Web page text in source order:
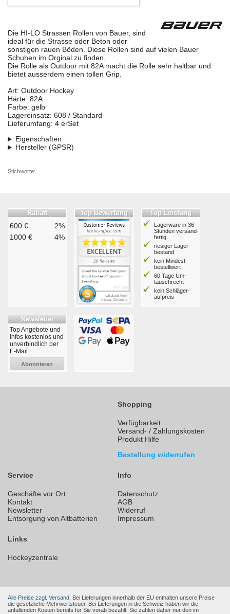
Die HI-LO Strassen Rollen von Bauer, sind
ideal für die Strasse oder Beton oder
sonstigen rauen Böden. Diese Rollen sind auf vielen Bauer
Schuhen im Orginal zu finden.
Die Rolle als Outdoor mit 82A macht die Rolle sehr haltbar und
bietet ausserdem einen tollen Grip.
Art: Outdoor Hockey
Härte: 82A
Farbe: gelb
Lagereinsatz: 608 / Standard
Lieferumfang: 4 erSet
Eigenschaften
Hersteller (GPSR)
Stichworte:
Rabatt
600 €
2%
1000 €
4%
Top Bewertung Top Leistung
Lagerware in 36
Stunden ver­sand­
fertig
riesiger Lager­
bestand
kein Mindest­
bestell­wert
60 Tage Um­
tausch­recht
kein Schläger­
aufpreis
Newsletter
Top Angebote und
Infos kostenlos und
unverbindlich per
E-Mail:
Abonnieren
Shopping
Verfügbarkeit
Versand- / Zahlungskosten
Produkt Hilfe
Bestellung widerrufen
Service
Geschäfte vor Ort
Kontakt
Newsletter
Entsorgung von Altbatterien
Info
Datenschutz
AGB
Widerruf
Impressum
Links
Hockeyzentrale
Alle Preise zzgl. Versand. Bei Lieferungen innerhalb der EU enthalten unsere Preise
die gesetzliche Mehrwertsteuer. Bei Lieferungen in die Schweiz haben wir die
anfallenden Kosten bereits für Sie vorab bezahlt. Sie zahlen daher nur den im